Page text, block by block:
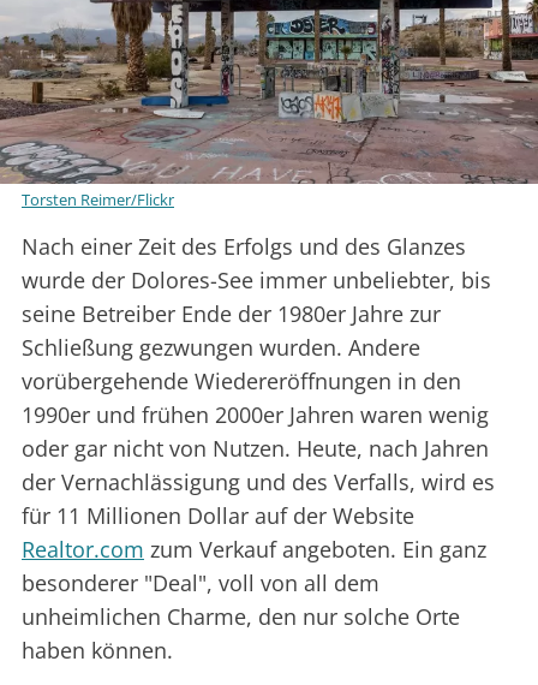
Torsten Reimer/Flickr
Nach einer Zeit des Erfolgs und des Glanzes
wurde der Dolores-See immer unbeliebter, bis
seine Betreiber Ende der 1980er Jahre zur
Schließung gezwungen wurden. Andere
vorübergehende Wiedereröffnungen in den
1990er und frühen 2000er Jahren waren wenig
oder gar nicht von Nutzen. Heute, nach Jahren
der Vernachlässigung und des Verfalls, wird es
für 11 Millionen Dollar auf der Website
Realtor.com zum Verkauf angeboten. Ein ganz
besonderer "Deal", voll von all dem
unheimlichen Charme, den nur solche Orte
haben können.